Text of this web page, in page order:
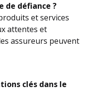
de défiance ?
et services
attentes et
assureurs peuvent
clés dans le